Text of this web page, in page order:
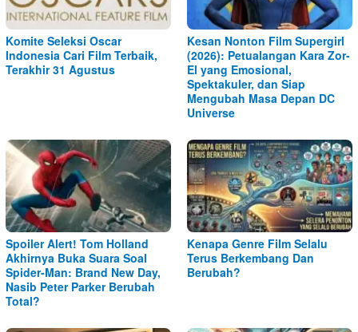
Komite Seleksi Oscar
Indonesia Cari Film Terbaik,
Terakhir 31 Agustus
Kesan Nonton Film Supergirl
(2026): Petualangan Kara Zor-
El yang Emosional,
Spektakuler, dan Siap
Mengubah Masa Depan DC
Universe
Spoiler Alert! Tom Holland
Akhirnya Buka Suara Soal
Spider-Man: Brand New Day,
Nasib Peter Parker Berubah
Total?
Kenapa Genre Film Selalu
Terus Berkembang Dan
Berubah?